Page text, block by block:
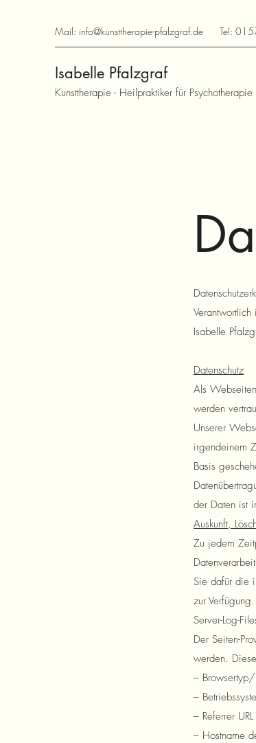
Mail: info@kunsttherapie-pfalzgraf.de Tel:
Isabelle Pfalzgraf
Kunsttherapie - Heilpraktiker für Psychotherapie
Isabelle
Datenschutz
Als
werden
Unserer
irgendeinem
Basis
der Daten ist
Auskunft,
Zu jedem
Sie dafür die
zur Verfügung.
Server-Log-
Der Seiten-
werden.
–
–
– Referrer URL
– Hostname